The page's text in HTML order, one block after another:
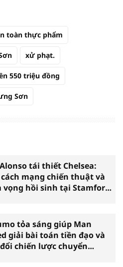
toàn thực phẩm
xử phạt.
550 triệu đồng
Sơn
tái thiết Chelsea:
cách mạng chiến thuật và
vọng hồi sinh tại Stamford
tỏa sáng giúp Man
giải bài toán tiền đạo và
chiến lược chuyển